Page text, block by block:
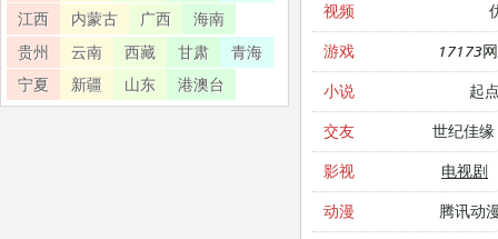
视频
游戏 17173
小说 起
交友 世纪佳缘
影视 电视剧
动漫 腾讯动
江西
内蒙古 广西
海南
贵州
云南 西藏 甘肃
青海
宁夏
新疆 山东 港澳台